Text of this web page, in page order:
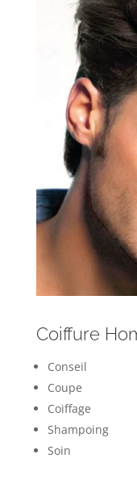
Coiffure
Conseil
Coupe
Coiffage
Shampoing
Soin